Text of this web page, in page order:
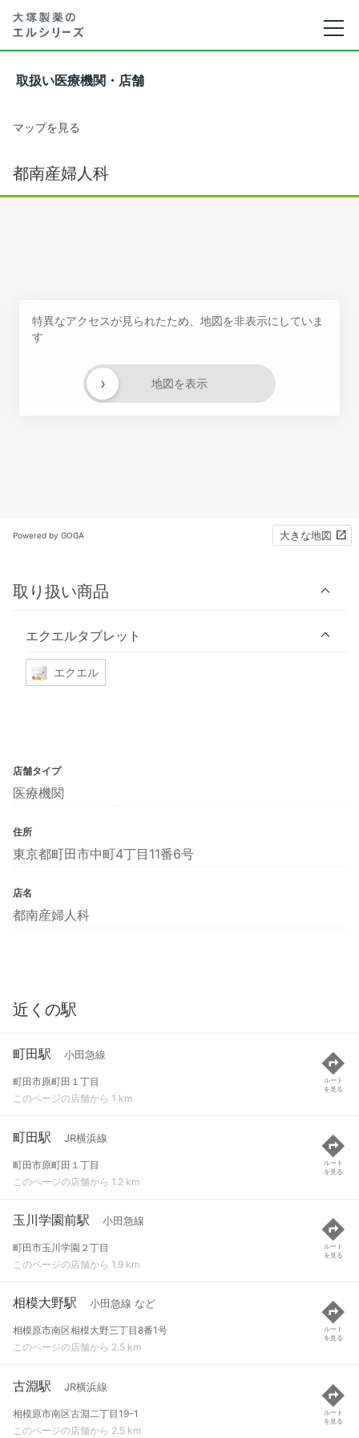
取扱い医療機関・店舗
マップを見る
都南産婦人科
特異なアクセスが見られたため、地図を非表示にしていま
す
地図を表示
›
Powered by GOGA 大きな地図
取り扱い商品
エクエルタブレット
エクエル
店舗タイプ
医療機関
住所
東京都町田市中町4丁目11番6号
店名
都南産婦人科
近くの駅
町田駅 小田急線
町田市原町田１丁目
このページの店舗から 1 km
ルート
を見る
町田駅 JR横浜線
町田市原町田１丁目
このページの店舗から 1.2 km
ルート
を見る
玉川学園前駅 小田急線
町田市玉川学園２丁目
このページの店舗から 1.9 km
ルート
を見る
相模大野駅 小田急線 など
相模原市南区相模大野三丁目8番1号
このページの店舗から 2.5 km
ルート
を見る
古淵駅 JR横浜線
相模原市南区古淵二丁目19-1
このページの店舗から 2.5 km
ルート
を見る